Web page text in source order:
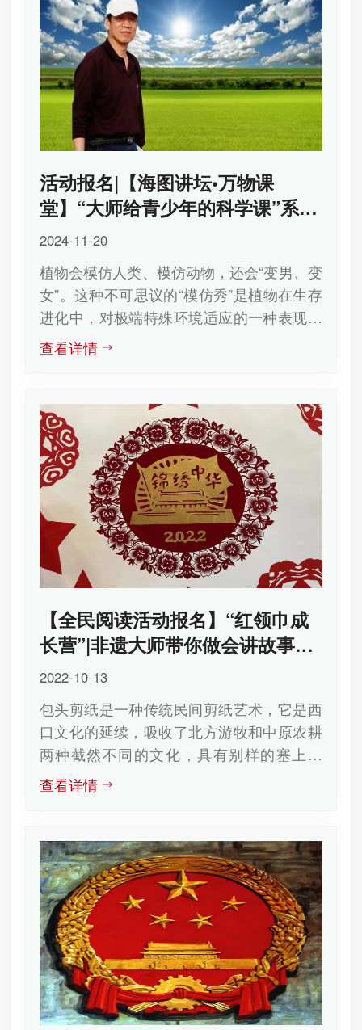
活动报名|【海图讲坛•万物课
堂】“大师给青少年的科学课”系列
活动——植物的生存智慧
2024-11-20
植物会模仿人类、模仿动物，还会“变男、变
女”。这种不可思议的“模仿秀”是植物在生存
进化中，对极端特殊环境适应的一种表现，
它的模仿能力超出了人类的想...
查看详情
【全民阅读活动报名】“红领巾成
长营”|非遗大师带你做会讲故事的
吉祥剪纸
2022-10-13
包头剪纸是一种传统民间剪纸艺术，它是西
口文化的延续，吸收了北方游牧和中原农耕
两种截然不同的文化，具有别样的塞上风
情，被专家称之为“一部活着的中西部...
查看详情